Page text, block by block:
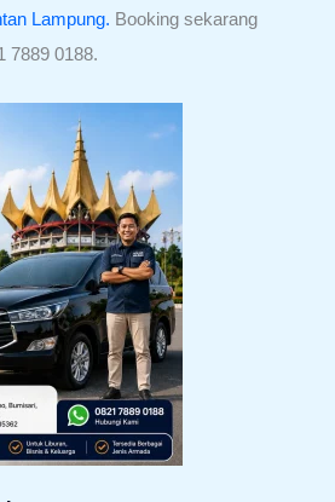
Lampung. Booking sekarang
7889 0188.